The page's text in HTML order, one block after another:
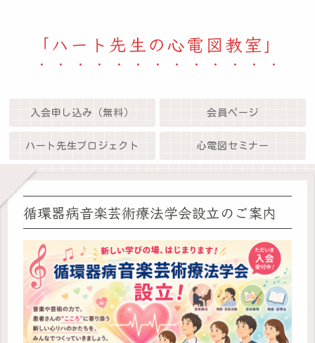
「ハート先生の心電図教室」
入会申し込み（無料） 会員ページ
ハート先生プロジェクト 心電図セミナー
循環器病音楽芸術療法学会設立のご案内